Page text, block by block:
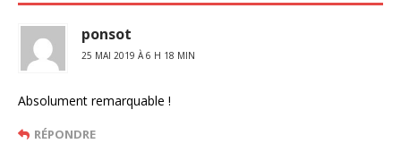
ponsot
25 MAI 2019 À 6 H 18 MIN
Absolument remarquable !
RÉPONDRE